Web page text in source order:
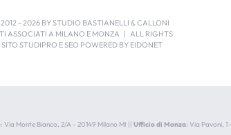
- 2026 BY STUDIO BASTIANELLI & CALLONI
ASSOCIATI A MILANO E MONZA | ALL RIGHTS
STUDIPRO E SEO POWERED BY EIDONET
: Via Monte Bianco, 2/A - 20149 Milano MI || Ufficio di Monza: Via Pavoni, 1